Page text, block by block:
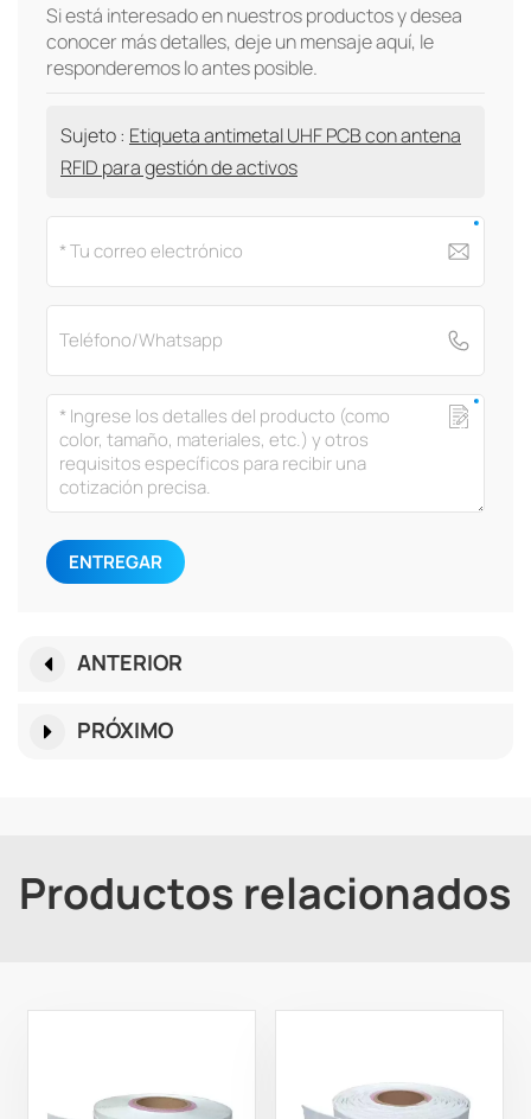
Si está interesado en nuestros productos y desea
conocer más detalles, deje un mensaje aquí, le
responderemos lo antes posible.
Sujeto : Etiqueta antimetal UHF PCB con antena
RFID para gestión de activos
ENTREGAR
ANTERIOR
PRÓXIMO
Productos relacionados